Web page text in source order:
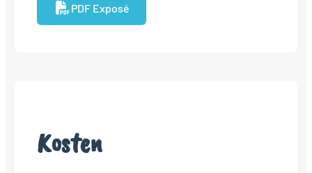
PDF Exposé
Kosten